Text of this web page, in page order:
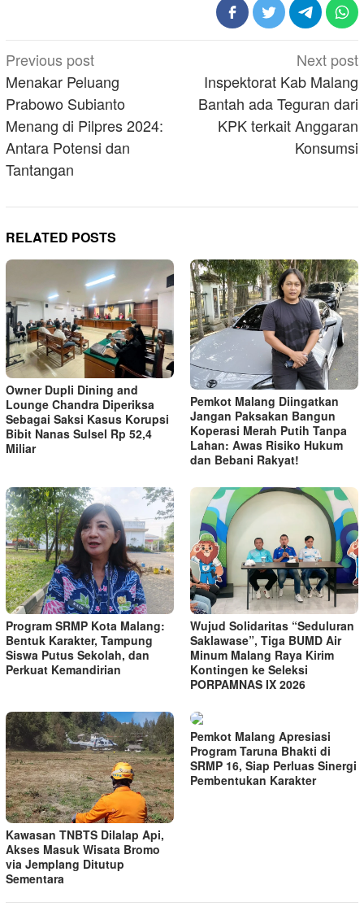
Post
navigation
Previous post
Menakar Peluang
Prabowo Subianto
Menang di Pilpres 2024:
Antara Potensi dan
Tantangan
Next post
Inspektorat Kab Malang
Bantah ada Teguran dari
KPK terkait Anggaran
Konsumsi
RELATED POSTS
Owner Dupli Dining and
Lounge Chandra Diperiksa
Sebagai Saksi Kasus Korupsi
Bibit Nanas Sulsel Rp 52,4
Miliar
Pemkot Malang Diingatkan
Jangan Paksakan Bangun
Koperasi Merah Putih Tanpa
Lahan: Awas Risiko Hukum
dan Bebani Rakyat!
Program SRMP Kota Malang:
Bentuk Karakter, Tampung
Siswa Putus Sekolah, dan
Perkuat Kemandirian
Wujud Solidaritas “Seduluran
Saklawase”, Tiga BUMD Air
Minum Malang Raya Kirim
Kontingen ke Seleksi
PORPAMNAS IX 2026
Kawasan TNBTS Dilalap Api,
Akses Masuk Wisata Bromo
via Jemplang Ditutup
Sementara
Pemkot Malang Apresiasi
Program Taruna Bhakti di
SRMP 16, Siap Perluas Sinergi
Pembentukan Karakter